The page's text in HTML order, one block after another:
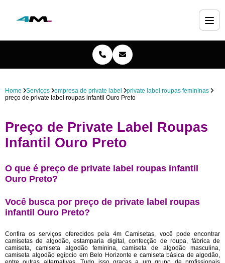
Home Serviços empresa de private label
private label roupas femininas
preço de private label roupas infantil Ouro Preto
Preço de Private Label Roupas
Infantil Ouro Preto
O que é preço de private label roupas infantil
Ouro Preto?
Você busca por preço de private label roupas
infantil Ouro Preto?
Confira os serviços oferecidos pela 4m Camisetas, você pode encontrar
camisetas de algodão, estamparia digital, confecção de roupa, fábrica de
camiseta, camiseta algodão feminina, camiseta de algodão masculina,
camiseta algodão egípcio em Belo Horizonte e camiseta básica de algodão,